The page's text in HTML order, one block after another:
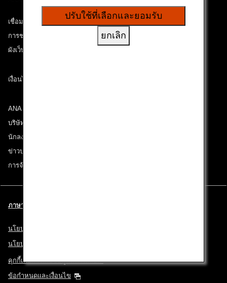
เชื่อมต่อกับ ANA
การช่วยเหลือด้านเทคนิค (ความสามารถในการเข้าถึง)
ผังเว็บไซต์
เงื่อนไขการขนส่ง
ANA Group
บริษัทในเครือ
นักลงทุนสัมพันธ์
ข่าวประชาสัมพันธ์
การจ้างงาน
ภาษาไทย l Thailand (เลือกเมืองและภาษาของท่าน)
นโยบายความเป็นส่วนตัว
นโยบายคุกกี้
คุกกี้เพื่อการเก็บข้อมูลที่ท่านเลือก
ข้อกำหนดและเงื่อนไข
ปรับใช้ที่เลือกและยอมรับ
ยกเลิก